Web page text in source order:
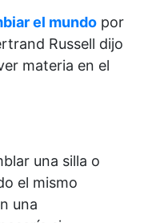
el mundo por
Russell dijo
materia en el
una silla o
el mismo
una